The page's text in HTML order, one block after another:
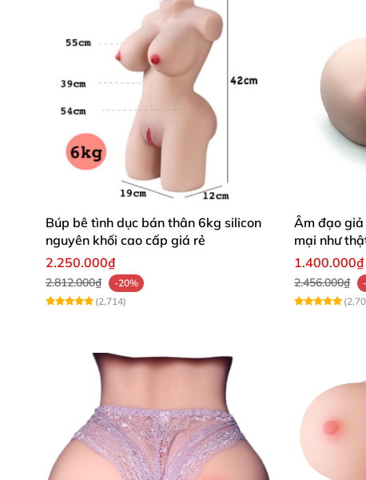
1.Thông số Búp bê tình dục Anime Tiểu
2.Video giới thiệu Búp bê tình dục Anime
3.Hình ảnh giới thiệu Búp bê tình dục
1.Thông số Búp bê tình dục Anime
Chiều cao: 1m58cm
Kích thước:
Vòng eo: 54 cm
Hông: 81 cm
Chiều dài chân: 78 cm
Cân nặng: 32kg
Búp bê tình dục bán thân 6kg silicon
nguyên khối cao cấp giá rẻ
2.250.000₫
2.812.000₫
-20%
(2,714)
Âm đạo giả
mại như
1.400.000₫
2.456.000₫